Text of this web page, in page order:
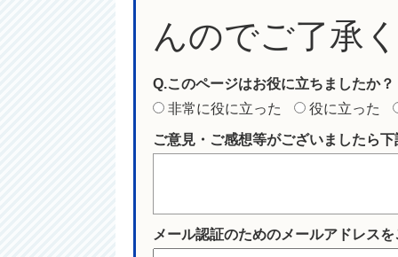
んのでご了承
Q.このページはお役に立ちましたか？
非常に役に立った
役に立った
ご意見・ご感想等がございましたら
メール認証のためのメールアドレス